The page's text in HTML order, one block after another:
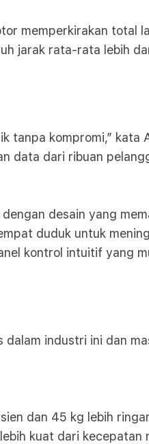
memperkirakan total
jarak rata-rata lebih
tanpa kompromi,”
data dari ribuan
desain yang
duduk untuk
kontrol intuitif yang
industri ini dan
dan 45 kg lebih
kuat dari kecepatan